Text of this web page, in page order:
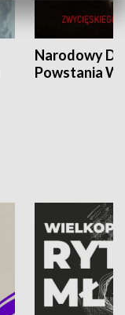
Narodowy
Powstania